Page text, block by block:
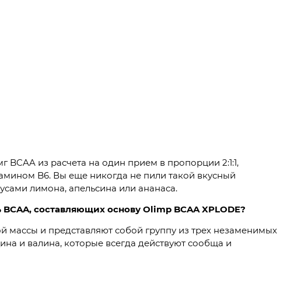
BCAA из расчета на один прием в пропорции 2:1:1,
B6. Вы еще никогда не пили такой вкусный
лимона, апельсина или ананаса.
составляющих основу Olimp BCAA XPLODE?
массы и представляют собой группу из трех незаменимых
и валина, которые всегда действуют сообща и